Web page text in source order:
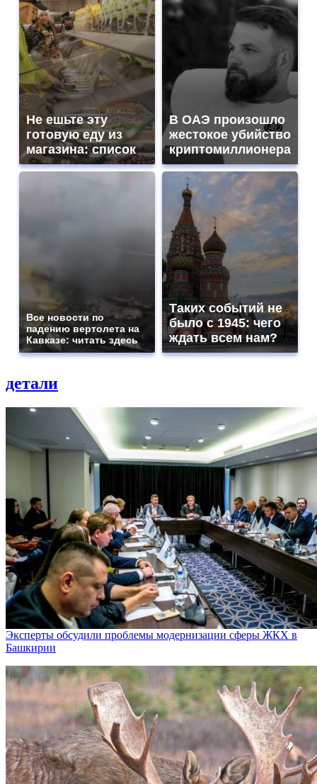
Не ешьте эту
готовую еду из
магазина: список
В ОАЭ произошло
жестокое убийство
криптомиллионера
Все новости по
падению вертолета на
Кавказе: читать здесь
Таких событий не
было с 1945: чего
ждать всем нам?
детали
Эксперты обсудили проблемы модернизации сферы ЖКХ в
Башкирии